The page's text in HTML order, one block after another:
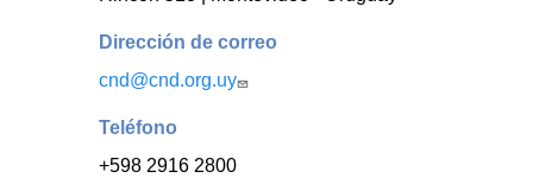
Dirección de correo
cnd@cnd.org.uy
Teléfono
+598 2916 2800